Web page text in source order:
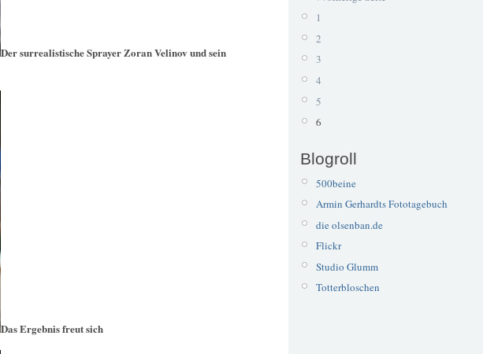
Der surrealistische Sprayer Zoran Velinov und sein
Das Ergebnis freut sich
1
2
3
4
5
6
Blogroll
500beine
Armin Gerhardts Fototagebuch
die olsenban.de
Flickr
Studio Glumm
Totterbloschen